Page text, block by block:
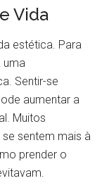
Vida
estética. Para
uma
Sentir-se
aumentar a
Muitos
sentem mais à
prender o